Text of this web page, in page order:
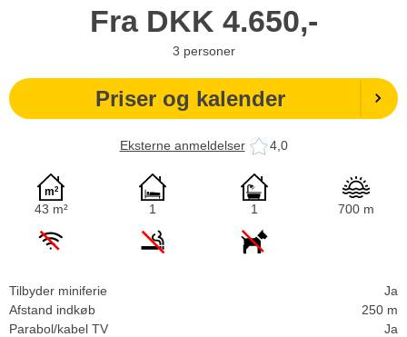
Fra DKK 4.650,-
3 personer
Priser og kalender
Eksterne anmeldelser 4,0
43 m² 1 1 700 m
Tilbyder miniferie
Ja
Afstand indkøb
250 m
Parabol/kabel TV
Ja